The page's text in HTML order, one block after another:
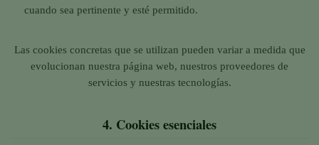
cuando sea pertinente y esté permitido.
Las cookies concretas que se utilizan pueden variar a medida que
evolucionan nuestra página web, nuestros proveedores de
servicios y nuestras tecnologías.
4. Cookies esenciales